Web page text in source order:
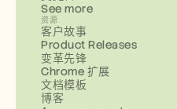
See more
资源
客户故事
Product Releases
变革先锋
Chrome 扩展
文档模板
博客